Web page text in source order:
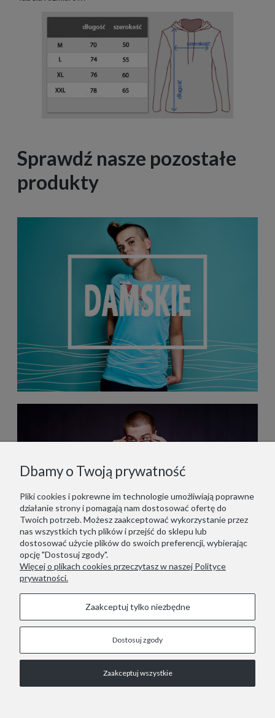
Sprawdź nasze pozostałe
produkty
STOPKA
Dbamy o Twoją prywatność
Pliki cookies i pokrewne im technologie umożliwiają poprawne
działanie strony i pomagają nam dostosować ofertę do
Twoich potrzeb. Możesz zaakceptować wykorzystanie przez
nas wszystkich tych plików i przejść do sklepu lub
dostosować użycie plików do swoich preferencji, wybierając
opcję "Dostosuj zgody".
Więcej o plikach cookies przeczytasz w naszej Polityce
prywatności.
Zaakceptuj tylko niezbędne
Dostosuj zgody
Zaakceptuj wszystkie